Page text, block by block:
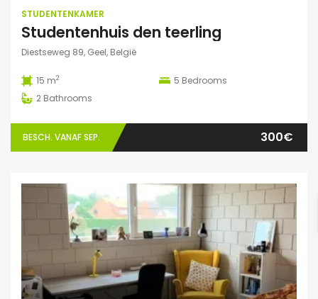
STUDENTENKAMER
Studentenhuis den teerling
Diestseweg 89, Geel, België
15 m2 5 Bedrooms
2 Bathrooms
BESCH. VANAF SEP. 300€